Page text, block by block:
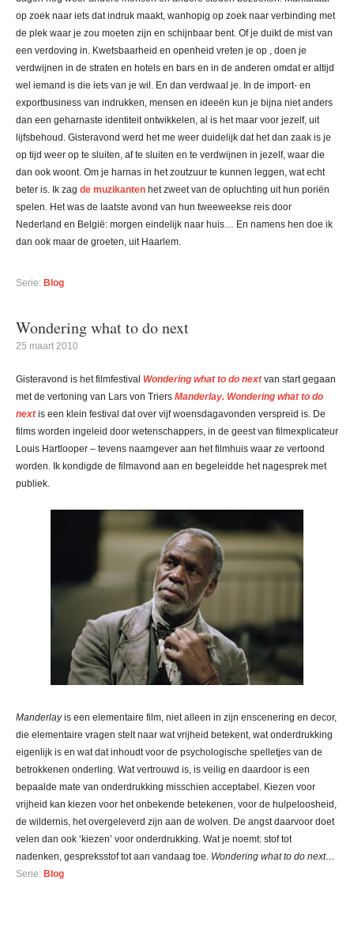
op zoek naar iets dat indruk maakt, wanhopig op zoek naar verbinding met
de plek waar je zou moeten zijn en schijnbaar bent. Of je duikt de mist van
een verdoving in. Kwetsbaarheid en openheid vreten je op , doen je
verdwijnen in de straten en hotels en bars en in de anderen omdat er altijd
wel iemand is die iets van je wil. En dan verdwaal je. In de import- en
exportbusiness van indrukken, mensen en ideeën kun je bijna niet anders
dan een geharnaste identiteit ontwikkelen, al is het maar voor jezelf, uit
lijfsbehoud. Gisteravond werd het me weer duidelijk dat het dan zaak is je
op tijd weer op te sluiten, af te sluiten en te verdwijnen in jezelf, waar die
dan ook woont. Om je harnas in het zoutzuur te kunnen leggen, wat echt
beter is. Ik zag de muzikanten het zweet van de opluchting uit hun poriën
spelen. Het was de laatste avond van hun tweeweekse reis door
Nederland en België: morgen eindelijk naar huis… En namens hen doe ik
dan ook maar de groeten, uit Haarlem.
Serie: Blog
Wondering what to do next
25 maart 2010
Gisteravond is het filmfestival Wondering what to do next van start gegaan
met de vertoning van Lars von Triers Manderlay. Wondering what to do
next is een klein festival dat over vijf woensdagavonden verspreid is. De
films worden ingeleid door wetenschappers, in de geest van filmexplicateur
Louis Hartlooper – tevens naamgever aan het filmhuis waar ze vertoond
worden. Ik kondigde de filmavond aan en begeleidde het nagesprek met
publiek.
Manderlayis een elementaire film, niet alleen in zijn enscenering en decor,
die elementaire vragen stelt naar wat vrijheid betekent, wat onderdrukking
eigenlijk is en wat dat inhoudt voor de psychologische spelletjes van de
betrokkenen onderling. Wat vertrouwd is, is veilig en daardoor is een
bepaalde mate van onderdrukking misschien acceptabel. Kiezen voor
vrijheid kan kiezen voor het onbekende betekenen, voor de hulpeloosheid,
de wildernis, het overgeleverd zijn aan de wolven. De angst daarvoor doet
velen dan ook ‘kiezen’ voor onderdrukking. Wat je noemt: stof tot
nadenken, gespreksstof tot aan vandaag toe. Wondering what to do next…
Serie: Blog